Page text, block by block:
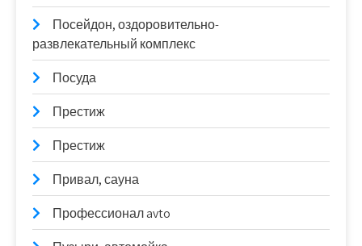
Посейдон, оздоровительно-
развлекательный комплекс
Посуда
Престиж
Престиж
Привал, сауна
Профессионал avto